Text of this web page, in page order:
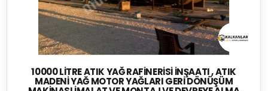
10000 LITRE ATIK YAĞ RAFINERISI İNŞAATI , ATIK
MADENI YAĞ MOTOR YAĞLARI GERI DÖNÜŞÜM